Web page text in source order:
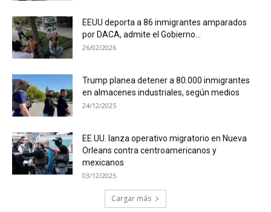
EEUU deporta a 86 inmigrantes amparados
por DACA, admite el Gobierno...
26/02/2026
Trump planea detener a 80.000 inmigrantes
en almacenes industriales, según medios
24/12/2025
EE.UU. lanza operativo migratorio en Nueva
Orleans contra centroamericanos y
mexicanos
03/12/2025
Cargar más